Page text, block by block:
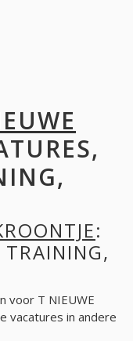
:
TRAINING,
voor T NIEUWE
vacatures in andere